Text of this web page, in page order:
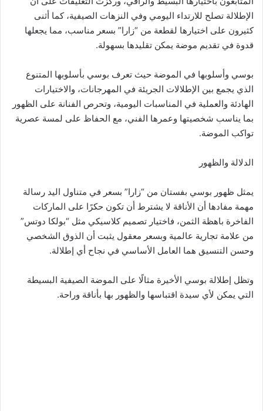
الإطلالة تصلح للارتداء اليومي وفي النزهات الصيفية، كما أثنى
كثيرون على اختيارها لقطعة من “زارا” بسعر مناسب، مما يجعلها
قدوة في تقديم موضة يمكن تقليدها بسهولة.
بوسي وأسلوبها في الموضة حيث تعرف بوسي بأسلوبها المتنوع
الذي يجمع بين الإطلالات الجريئة في المهرجانات، والاختيارات
الهادئة والعملية في المناسبات اليومية، وتحرص الفنانة على الظهور
بما يناسب شخصيتها وعمرها الفني، مع الحفاظ على لمسة عصرية
تواكب الموضة.
الدلالة والظهور
يمثل ظهور بوسي بفستان من “زارا” بسعر في متناول اليد رسالة
مهمة مفادها أن الأناقة لا يشترط أن تكون حكرًا على الماركات
الفاخرة باهظة الثمن، فاختيار تصميم كلاسيكي مثل “بولكا دوتس”
من علامة تجارية عالمية وبسعر معقول يثبت أن الذوق الشخصي
وحسن التنسيق هما العامل الأساسي في نجاح أي إطلالة.
وتظل إطلالة بوسي الأخيرة مثالًا على الموضة الصيفية البسيطة
التي يمكن لأي سيدة اقتباسها والظهور بها بأناقة وراحة.